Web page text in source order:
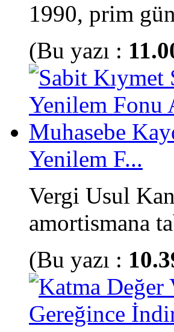
1990, prim
(Bu yazı :
Yenilem F...
Vergi Usul
amortismana
(Bu yazı :